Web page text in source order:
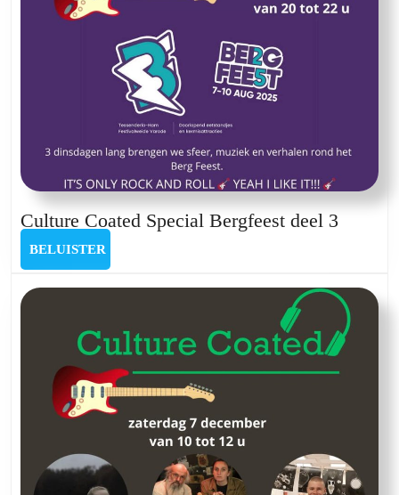
Giancarlo
Tolu
en
Barbara
Vercruysse
Culture Coated Special Bergfeest deel 3
deel
3
BELUISTER